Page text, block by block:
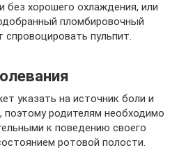
без хорошего охлаждения, или
пломбировочный
спровоцировать пульпит.
указать на источник боли и
родителям необходимо
к поведению своего
ротовой полости.